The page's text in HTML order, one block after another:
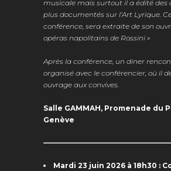
musicale mais surtout il a édité des
plus documentés sur l’Art Lyrique.
conférence, sera extraite de son
opéras napolitains de Rossini »
Après la conférence, un diner
organisé avec le conférencier, où il
ouvrage aux convives.
Salle GAMMAH, Promenade du
Genève
Mardi 23 juin 2026 à 18h30 :